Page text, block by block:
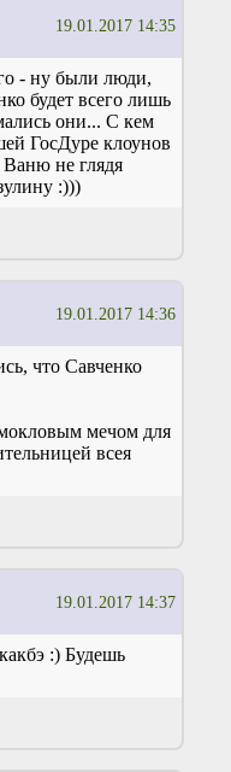
19.01.2017 14:35
- ну были люди,
будет всего лишь
они... С кем
ГосДуре клоунов
не глядя
:)))
19.01.2017 14:36
что Савченко
мечом для
всея
19.01.2017 14:37
:) Будешь